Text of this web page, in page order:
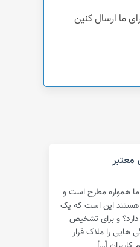
ما همواره مطرح است و
هستند این است که یک
و برای تشخیص
هایی را ملاک قرار